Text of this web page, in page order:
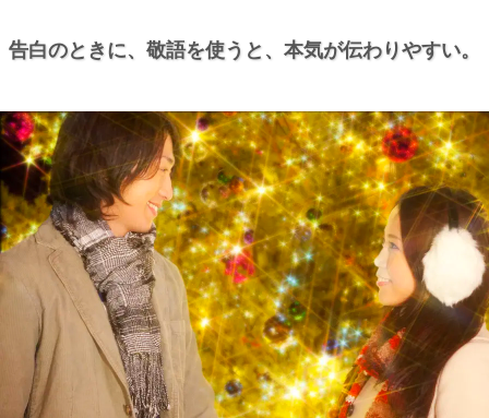
告白のときに、 敬語を使うと、 本気が伝わりやすい。